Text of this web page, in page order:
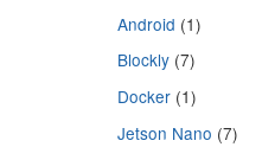
Android (1)
Blockly (7)
Docker (1)
Jetson Nano (7)